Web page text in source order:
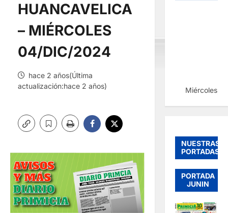
HUANCAVELICA
– MIÉRCOLES
04/DIC/2024
hace 2 años(Última
actualización:hace 2 años)
Miércoles,
NUESTRAS
PORTADAS
PORTADA
JUNIN